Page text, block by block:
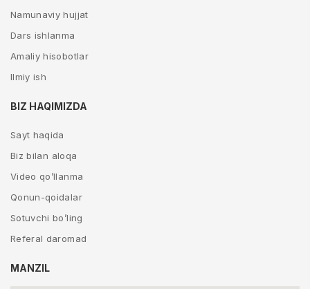
Namunaviy hujjat
Dars ishlanma
Amaliy hisobotlar
Ilmiy ish
BIZ HAQIMIZDA
Sayt haqida
Biz bilan aloqa
Video qo’llanma
Qonun-qoidalar
Sotuvchi bo’ling
Referal daromad
MANZIL